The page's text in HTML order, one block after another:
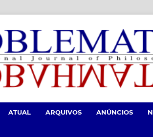
ATUAL ARQUIVOS ANÚNCIOS